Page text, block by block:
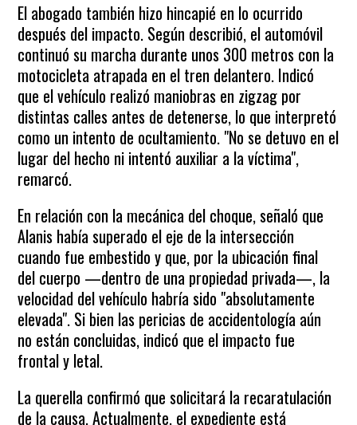
El abogado también hizo hincapié en lo ocurrido
después del impacto. Según describió, el automóvil
continuó su marcha durante unos 300 metros con la
motocicleta atrapada en el tren delantero. Indicó
que el vehículo realizó maniobras en zigzag por
distintas calles antes de detenerse, lo que interpretó
como un intento de ocultamiento. "No se detuvo en el
lugar del hecho ni intentó auxiliar a la víctima",
remarcó.
En relación con la mecánica del choque, señaló que
Alanis había superado el eje de la intersección
cuando fue embestido y que, por la ubicación final
del cuerpo —dentro de una propiedad privada—, la
velocidad del vehículo habría sido "absolutamente
elevada". Si bien las pericias de accidentología aún
no están concluidas, indicó que el impacto fue
frontal y letal.
La querella confirmó que solicitará la recaratulación
de la causa. Actualmente, el expediente está